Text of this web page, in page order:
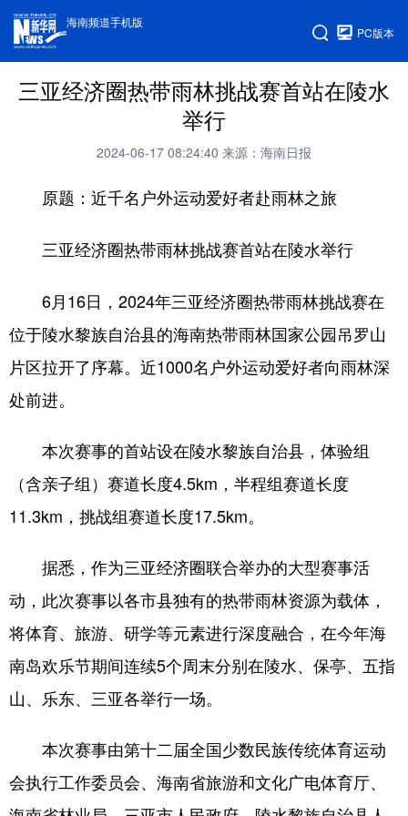
海南频道手机版
PC版本
三亚经济圈热带雨林挑战赛首站在陵水
举行
2024-06-17 08:24:40 来源：海南日报
原题：近千名户外运动爱好者赴雨林之旅
三亚经济圈热带雨林挑战赛首站在陵水举行
6月16日，2024年三亚经济圈热带雨林挑战赛在
位于陵水黎族自治县的海南热带雨林国家公园吊罗山
片区拉开了序幕。近1000名户外运动爱好者向雨林深
处前进。
本次赛事的首站设在陵水黎族自治县，体验组
（含亲子组）赛道长度4.5km，半程组赛道长度
11.3km，挑战组赛道长度17.5km。
据悉，作为三亚经济圈联合举办的大型赛事活
动，此次赛事以各市县独有的热带雨林资源为载体，
将体育、旅游、研学等元素进行深度融合，在今年海
南岛欢乐节期间连续5个周末分别在陵水、保亭、五指
山、乐东、三亚各举行一场。
本次赛事由第十二届全国少数民族传统体育运动
会执行工作委员会、海南省旅游和文化广电体育厅、